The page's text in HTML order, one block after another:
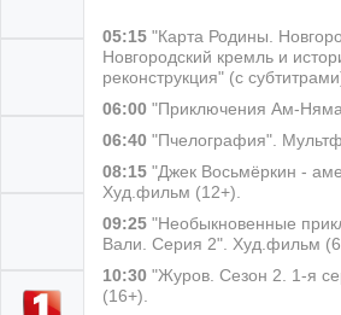
05:15 "Карта Родины.
Новгородский кремль и
реконструкция" (с
06:00 "Приключения Ам-
06:40 "Пчелография".
08:15 "Джек Восьмёркин -
Худ.фильм (12+).
09:25 "Необыкновенные
Вали. Серия 2". Худ.фильм
10:30 "Журов. Сезон 2. 1-я
(16+).